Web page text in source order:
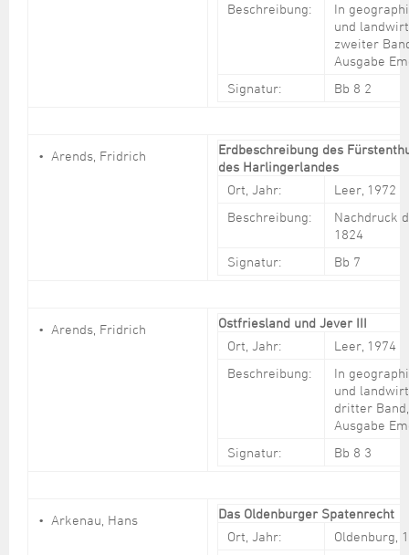
Beschreibung:
In
und
zweiter
Ausgabe
Signatur:
Bb 8 2
Arends, Fridrich
Erdbeschreibung des
des Harlingerlandes
Ort, Jahr:
Leer, 1972
Beschreibung:
Nachdruck
1824
Signatur:
Bb 7
Arends, Fridrich
Ostfriesland und Jever III
Ort, Jahr:
Leer, 1974
Beschreibung:
In
und
dritter
Ausgabe
Signatur:
Bb 8 3
Arkenau, Hans
Das Oldenburger Spatenrecht
Ort, Jahr:
Oldenburg,